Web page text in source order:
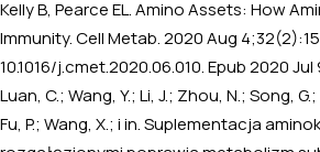
Kelly B, Pearce EL. Amino Assets: How
Immunity. Cell Metab. 2020 Aug
10.1016/j.cmet.2020.06.010. Epub 2020 Jul
Luan, C.; Wang, Y.; Li, J.; Zhou, N.; Song,
Fu, P.; Wang, X.; i in. Suplementacja